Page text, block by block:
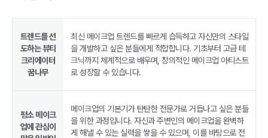
트렌드를 선
도하는 뷰티
크리에이터
꿈나무
최신 메이크업 트렌드를 빠르게 습득하고 자신만의 스타일
을 개발하고 싶은 분들에게 적합합니다. 기초부터 고급 테
크닉까지 체계적으로 배우며, 창의적인 메이크업 아티스트
로 성장할 수 있습니다.
평소 메이크
업에 관심이
메이크업의 기본기가 탄탄한 전문가로 거듭나고 싶은 분들
을 위한 과정입니다. 자신과 주변인의 메이크업을 완벽하
게 해낼 수 있는 실력을 쌓을 수 있으며, 이를 바탕으로 전